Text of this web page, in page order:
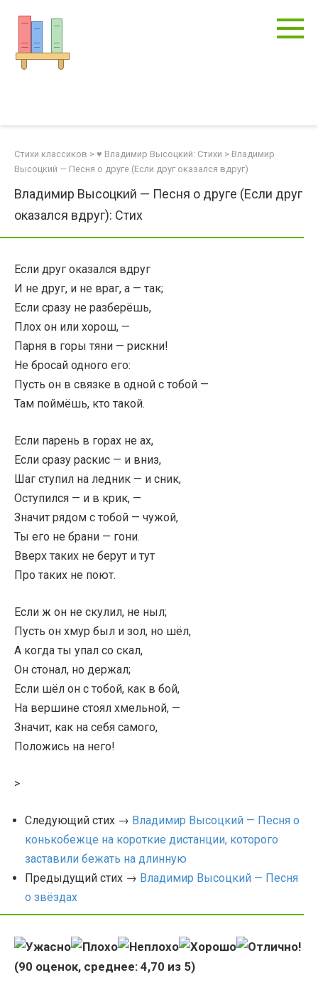
контенту
Стихи классиков > ♥ Владимир Высоцкий: Стихи > Владимир
Высоцкий — Песня о друге (Если друг оказался вдруг)
Владимир Высоцкий — Песня о друге (Если друг
оказался вдруг): Стих
Если друг оказался вдруг
И не друг, и не враг, а — так;
Если сразу не разберёшь,
Плох он или хорош, —
Парня в горы тяни — рискни!
Не бросай одного его:
Пусть он в связке в одной с тобой —
Там поймёшь, кто такой.
Если парень в горах не ах,
Если сразу раскис — и вниз,
Шаг ступил на ледник — и сник,
Оступился — и в крик, —
Значит рядом с тобой — чужой,
Ты его не брани — гони.
Вверх таких не берут и тут
Про таких не поют.
Если ж он не скулил, не ныл;
Пусть он хмур был и зол, но шёл,
А когда ты упал со скал,
Он стонал, но держал;
Если шёл он с тобой, как в бой,
На вершине стоял хмельной, —
Значит, как на себя самого,
Положись на него!
>
Следующий стих → Владимир Высоцкий — Песня о
конькобежце на короткие дистанции, которого
заставили бежать на длинную
Предыдущий стих → Владимир Высоцкий — Песня
о звёздах
(90 оценок, среднее: 4,70 из 5)